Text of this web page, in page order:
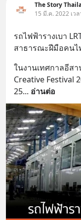
The Story
15 มี.ค. 2022 เว
รถไฟฟ้ารางเบา
สาธารณะฝีมือคนไ
ในงานเทศกาลอีส
Creative Festival
25... อ่านต่อ